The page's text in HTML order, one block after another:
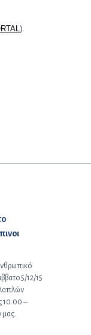
).
5/12/15
10.00 –
μας.